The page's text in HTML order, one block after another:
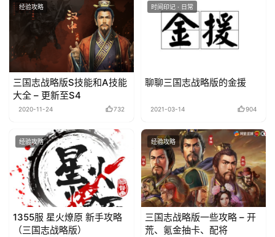
经验攻略
三国志战略版S技能和A技能
大全 – 更新至S4
2020-11-24 732
时间印记 · 日常
聊聊三国志战略版的金援
2021-03-14 904
经验攻略
1355服 星火燎原 新手攻略
（三国志战略版）
经验攻略
三国志战略版一些攻略 – 开
荒、氪金抽卡、配将